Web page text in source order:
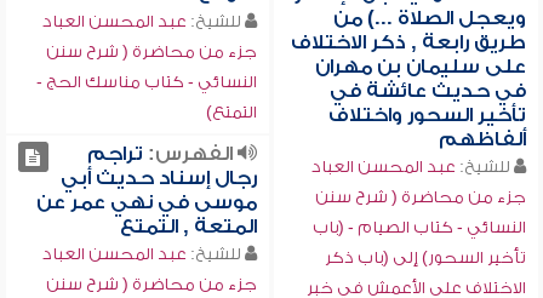
ويعجل الصلاة ...) من
طريق رابعة , ذكر الاختلاف
على سليمان بن مهران
في حديث عائشة في
تأخير السحور واختلاف
ألفاظهم
للشيخ: عبد المحسن العباد
جزء من محاضرة ( شرح سنن
النسائي - كتاب الصيام - (باب
تأخير السحور) إلى (باب ذكر
الاختلاف على الأعمش في خبر
للشيخ: عبد المحسن العباد
جزء من محاضرة ( شرح سنن
النسائي - كتاب مناسك الحج -
التمتع)
الفهرس: تراجم
رجال إسناد حديث أبي
موسى في نهي عمر عن
المتعة , التمتع
للشيخ: عبد المحسن العباد
جزء من محاضرة ( شرح سنن